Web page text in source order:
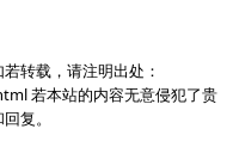
转载，请注明出处：
若本站的内容无意侵犯了贵
复。